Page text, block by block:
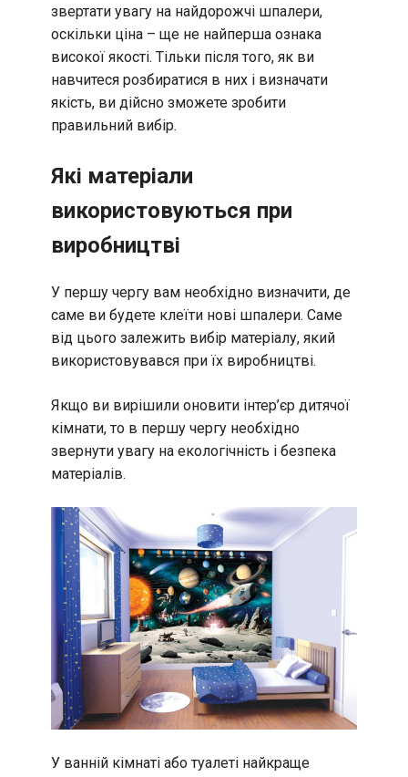
звертати увагу на найдорожчі шпалери,
оскільки ціна – ще не найперша ознака
високої якості. Тільки після того, як ви
навчитеся розбиратися в них і визначати
якість, ви дійсно зможете зробити
правильний вибір.
Які матеріали
використовуються при
виробництві
У першу чергу вам необхідно визначити, де
саме ви будете клеїти нові шпалери. Саме
від цього залежить вибір матеріалу, який
використовувався при їх виробництві.
Якщо ви вирішили оновити інтер’єр дитячої
кімнати, то в першу чергу необхідно
звернути увагу на екологічність і безпека
матеріалів.
У ванній кімнаті або туалеті найкраще